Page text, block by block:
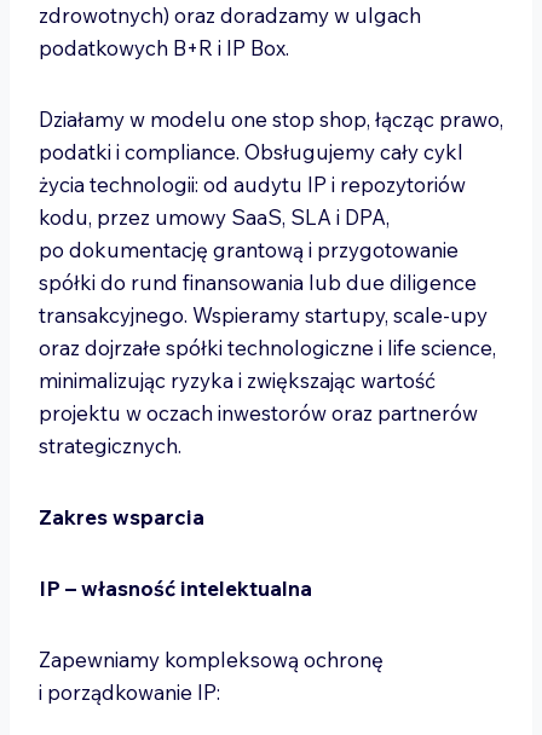
zdrowotnych) oraz doradzamy w ulgach
podatkowych B+R i IP Box.
Działamy w modelu one stop shop, łącząc prawo,
podatki i compliance. Obsługujemy cały cykl
życia technologii: od audytu IP i repozytoriów
kodu, przez umowy SaaS, SLA i DPA,
po dokumentację grantową i przygotowanie
spółki do rund finansowania lub due diligence
transakcyjnego. Wspieramy startupy, scale-upy
oraz dojrzałe spółki technologiczne i life science,
minimalizując ryzyka i zwiększając wartość
projektu w oczach inwestorów oraz partnerów
strategicznych.
Zakres wsparcia
IP – własność intelektualna
Zapewniamy kompleksową ochronę
i porządkowanie IP: